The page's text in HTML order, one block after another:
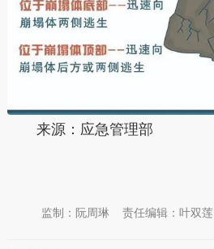
来源：应急管理部
责任编辑：叶双莲
监制：阮周琳